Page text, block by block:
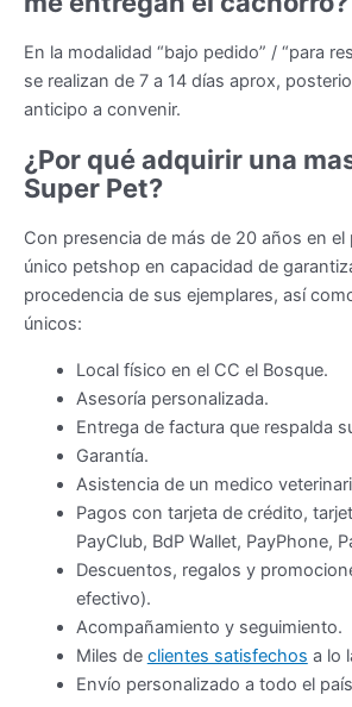
En la modalidad “bajo pedido” / “para
se realizan de 7 a 14 días aprox,
anticipo a convenir.
¿Por qué adquirir una
Super Pet?
Con presencia de más de 20 años en el
único petshop en capacidad de
procedencia de sus ejemplares, así
únicos:
Local físico en el CC el Bosque.
Asesoría personalizada.
Entrega de factura que respalda
Garantía.
Asistencia de un medico
Pagos con tarjeta de crédito,
PayClub, BdP Wallet, PayPhone,
Descuentos, regalos y
efectivo).
Acompañamiento y seguimiento.
Miles de clientes satisfechos a lo
Envío personalizado a todo el